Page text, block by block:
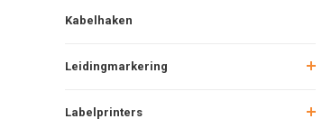
Kabelhaken
Leidingmarkering
Labelprinters